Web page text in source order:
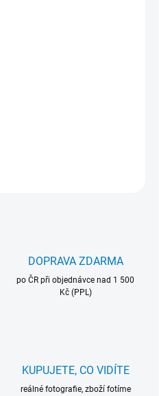
DOPRAVA ZDARMA
po ČR při objednávce nad 1 500
Kč (PPL)
KUPUJETE, CO VIDÍTE
reálné fotografie, zboží fotíme